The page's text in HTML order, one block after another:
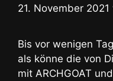
21. November 2021
Bis vor wenigen
als könne die von
mit ARCHGOAT